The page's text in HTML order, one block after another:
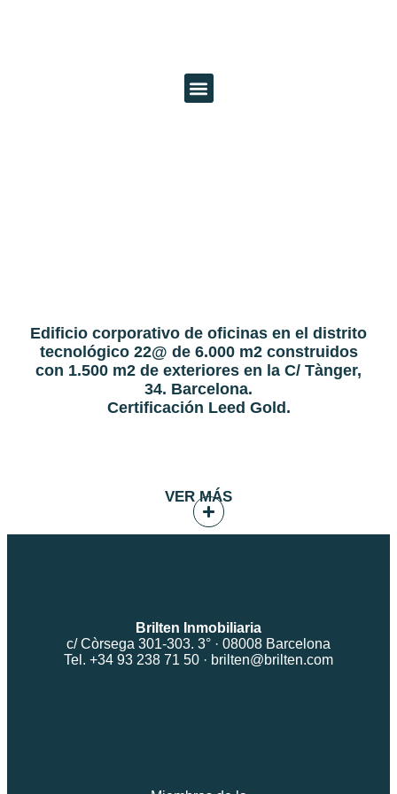
Edificio corporativo de oficinas en el distrito
tecnológico 22@ de 6.000 m2 construidos
con 1.500 m2 de exteriores en la C/ Tànger,
34. Barcelona.
Certificación Leed Gold.
VER MÁS
Brilten Inmobiliaria
c/ Còrsega 301-303. 3° · 08008 Barcelona
Tel. +34 93 238 71 50 · brilten@brilten.com